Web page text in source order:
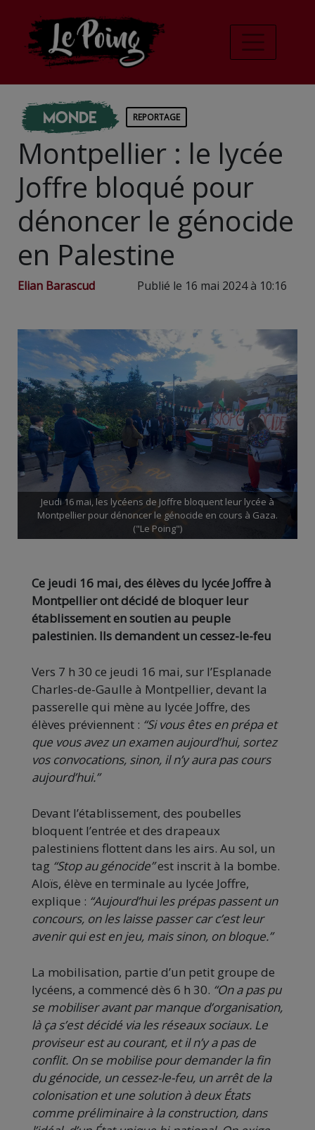
Monde REPORTAGE
Montpellier : le lycée
Joffre bloqué pour
dénoncer le génocide
en Palestine
Elian Barascud Publié le 16 mai 2024 à 10:16
Jeudi 16 mai, les lycéens de Joffre bloquent leur lycée à
Montpellier pour dénoncer le génocide en cours à Gaza.
("Le Poing")
Ce jeudi 16 mai, des élèves du lycée Joffre à
Montpellier ont décidé de bloquer leur
établissement en soutien au peuple
palestinien. Ils demandent un cessez-le-feu
Vers 7 h 30 ce jeudi 16 mai, sur l’Esplanade
Charles-de-Gaulle à Montpellier, devant la
passerelle qui mène au lycée Joffre, des
élèves préviennent : “Si vous êtes en prépa et
que vous avez un examen aujourd’hui, sortez
vos convocations, sinon, il n’y aura pas cours
aujourd’hui.”
Devant l’établissement, des poubelles
bloquent l’entrée et des drapeaux
palestiniens flottent dans les airs. Au sol, un
tag “Stop au génocide”est inscrit à la bombe.
Aloïs, élève en terminale au lycée Joffre,
explique : “Aujourd’hui les prépas passent un
concours, on les laisse passer car c’est leur
avenir qui est en jeu, mais sinon, on bloque.”
La mobilisation, partie d’un petit groupe de
lycéens, a commencé dès 6 h 30. “On a pas pu
se mobiliser avant par manque d’organisation,
là ça s’est décidé via les réseaux sociaux. Le
proviseur est au courant, et il n’y a pas de
conflit. On se mobilise pour demander la fin
du génocide, un cessez-le-feu, un arrêt de la
colonisation et une solution à deux États
comme préliminaire à la construction, dans